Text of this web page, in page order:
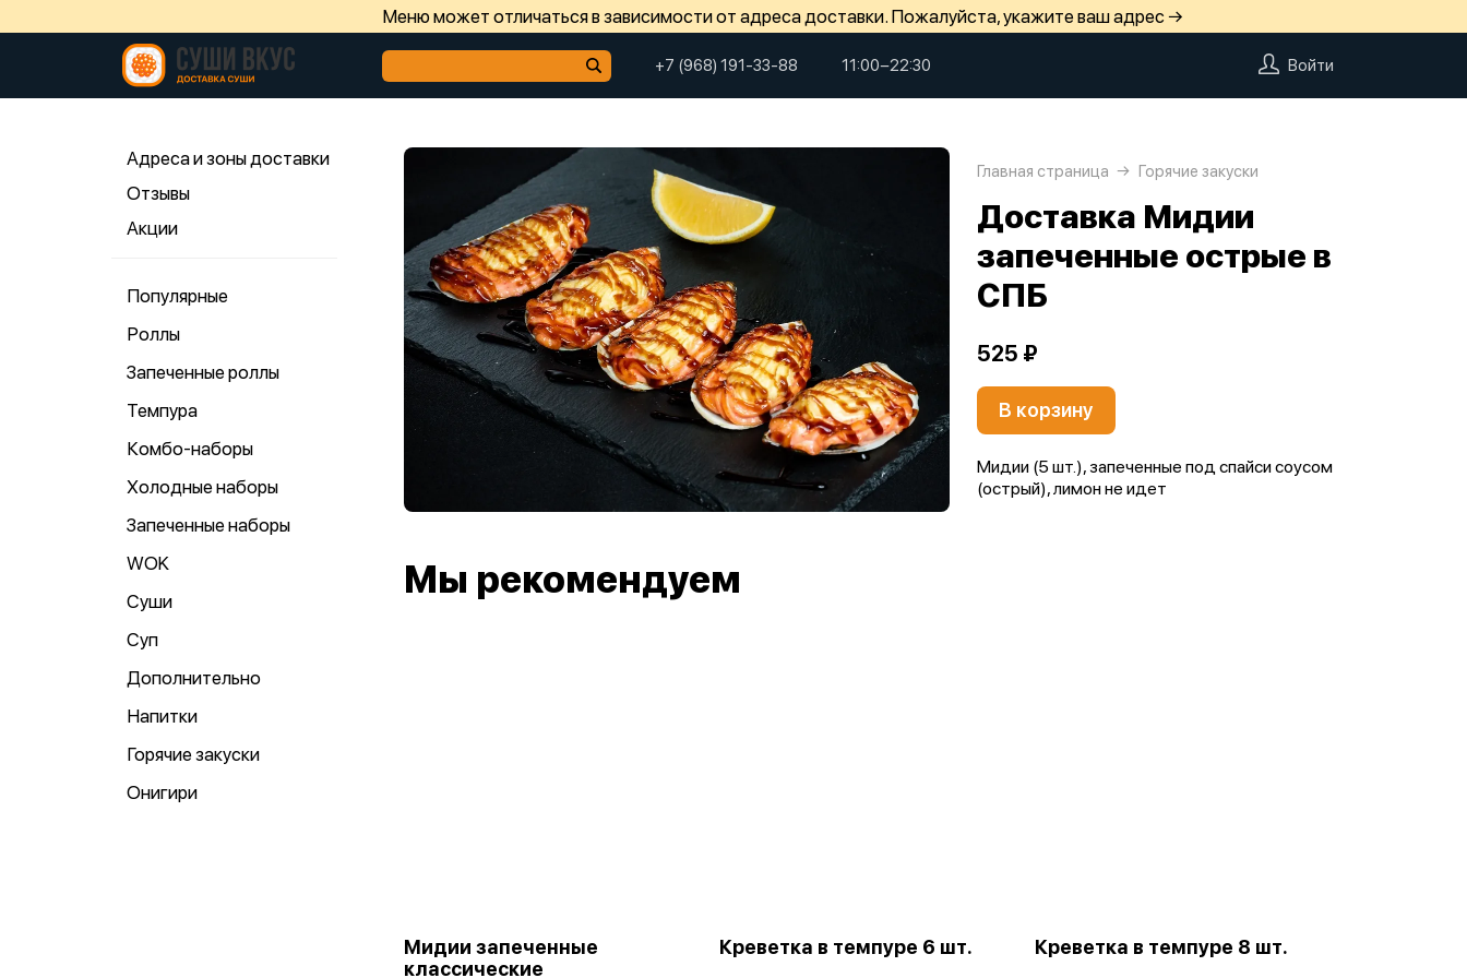
Меню может отличаться в зависимости от адреса доставки. Пожалуйста, укажите ваш адрес →
+7 (968) 191-33-88 11:00−22:30 Войти
Адреса и зоны доставки
Отзывы
Акции
Популярные
Роллы
Запеченные роллы
Темпура
Комбо-наборы
Холодные наборы
Запеченные наборы
WOK
Суши
Суп
Дополнительно
Напитки
Горячие закуски
Онигири
Главная страница Горячие закуски
Доставка Мидии
запеченные острые в
СПБ
525 ₽
В корзину
Мидии (5 шт.), запеченные под спайси соусом
(острый), лимон не идет
Мы рекомендуем
Мидии запеченные
классические
Креветка в темпуре 6 шт. Креветка в темпуре 8 шт.